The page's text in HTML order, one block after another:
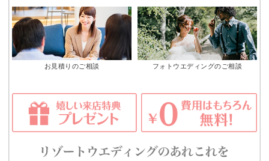
お見積りのご相談 フォトウエディングのご相談